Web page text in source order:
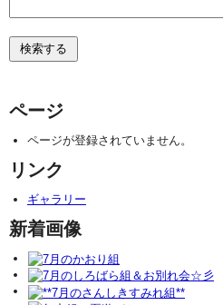
ページ
ページが登録されていません。
リンク
ギャラリー
新着画像